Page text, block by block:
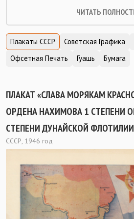
ЧИТАТЬ
Плакаты СССР Советская Графика
Офсетная Печать
Гуашь Бумага
ПЛАКАТ «СЛАВА МОРЯКАМ
ОРДЕНА НАХИМОВА 1 СТЕПЕНИ
СТЕПЕНИ ДУНАЙСКОЙ
СССР, 1946 год